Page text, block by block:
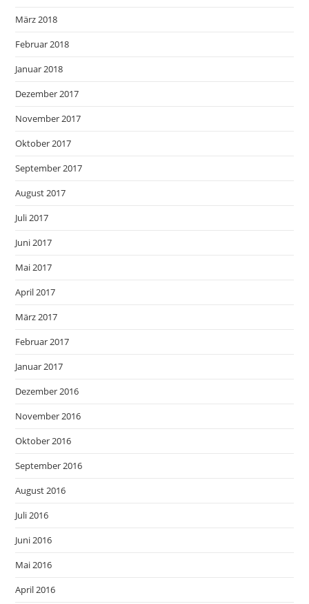
März 2018
Februar 2018
Januar 2018
Dezember 2017
November 2017
Oktober 2017
September 2017
August 2017
Juli 2017
Juni 2017
Mai 2017
April 2017
März 2017
Februar 2017
Januar 2017
Dezember 2016
November 2016
Oktober 2016
September 2016
August 2016
Juli 2016
Juni 2016
Mai 2016
April 2016